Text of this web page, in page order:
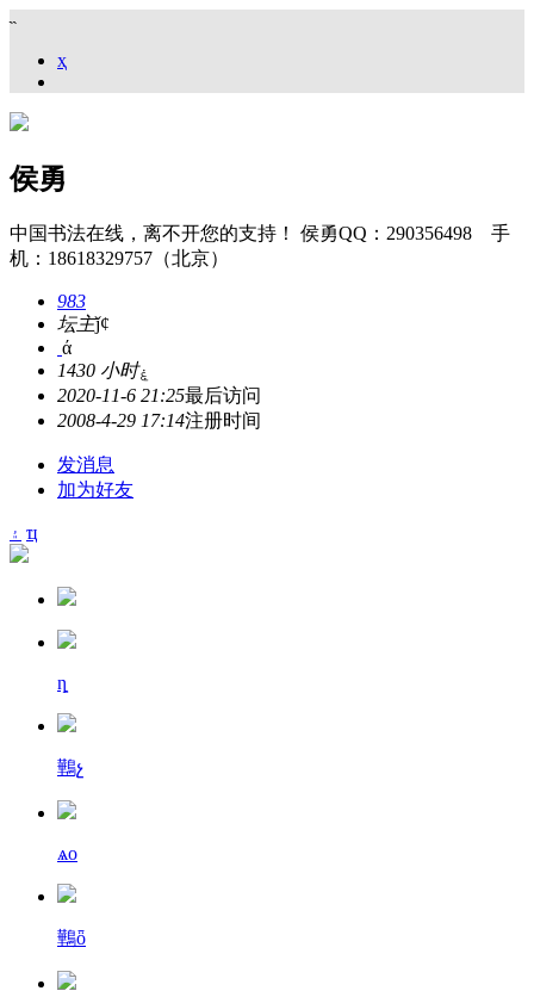
˵
ҳ
侯勇
中国书法在线，离不开您的支持！ 侯勇QQ：290356498 手
机：18618329757（北京）
983
坛主ǰȼ
ά
1430 小时ۼ
2020-11-6 21:25最后访问
2008-4-29 17:14注册时间
发消息
加为好友
۽ ҵ
ȵ
鷨չ
ѧо
鷨ȫ